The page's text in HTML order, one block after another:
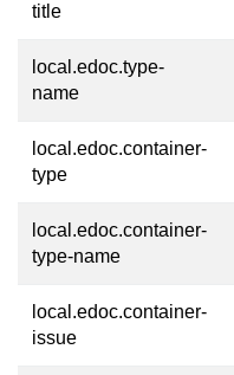
title
local.edoc.type-
name
local.edoc.container-
type
local.edoc.container-
type-name
local.edoc.container-
issue